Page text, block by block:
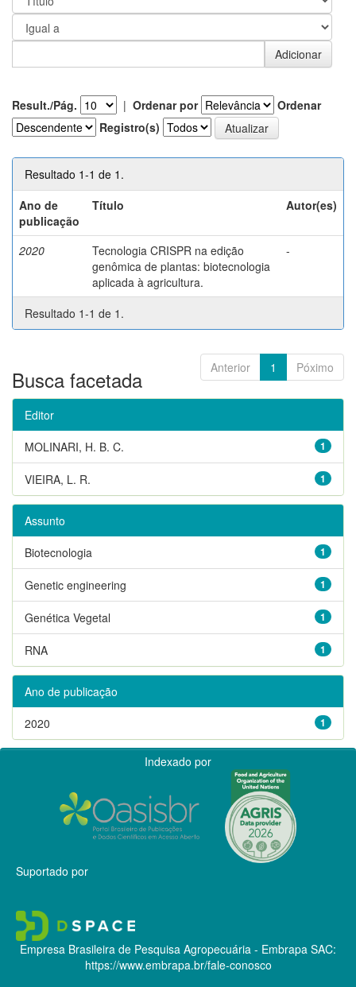
Result./Pág. | Ordenar por
Ordenar
Registro(s)
Resultado 1-1 de 1.
Ano de
publicação
Título Autor(es)
2020
Tecnologia CRISPR na edição
genômica de plantas: biotecnologia
aplicada à agricultura.
-
Resultado 1-1 de 1.
Anterior 1 Póximo
Busca facetada
Editor
1
MOLINARI, H. B. C.
1
VIEIRA, L. R.
Assunto
1
Biotecnologia
1
Genetic engineering
1
Genética Vegetal
1
RNA
Ano de publicação
1
2020
Indexado por
Suportado por
Empresa Brasileira de Pesquisa Agropecuária - Embrapa SAC:
https://www.embrapa.br/fale-conosco